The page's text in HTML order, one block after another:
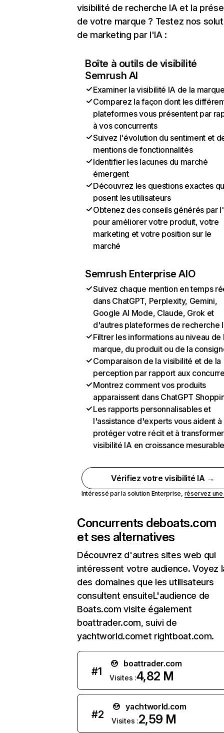
visibilité de recherche IA et la
de votre marque ? Testez nos
de marketing par l'IA :
Boîte à outils de visibilité
Semrush AI
Examiner la visibilité IA de la
Comparez la façon dont les
plateformes vous présentent par
à vos concurrents
Suivez l'évolution du sentiment et
mentions de fonctionnalités
Identifier les lacunes du marché
émergent
Découvrez les questions exactes
posent les utilisateurs
Obtenez des conseils générés par
pour améliorer votre produit, votre
marketing et votre position sur le
marché
Semrush Enterprise AIO
Suivez chaque mention en temps
dans ChatGPT, Perplexity, Gemini,
Google AI Mode, Claude, Grok et
d'autres plateformes de recherche
Filtrer les informations au niveau de
marque, du produit ou de la
Comparaison de la visibilité et de la
perception par rapport aux
Montrez comment vos produits
apparaissent dans ChatGPT
Les rapports personnalisables et
l'assistance d'experts vous aident à
protéger votre récit et à
visibilité IA en croissance
Vérifiez votre visibilité IA →
Intéressé par la solution Enterprise, réservez
Concurrents deboats.com
et ses alternatives
Découvrez d'autres sites web qui
intéressent votre audience. Voyez
des domaines que les utilisateurs
consultent ensuiteL'audience de
Boats.com visite également
boattrader.com, suivi de
yachtworld.comet rightboat.com.
#1
boattrader.com
Visites :4,82 M
#2
yachtworld.com
Visites :2,59 M